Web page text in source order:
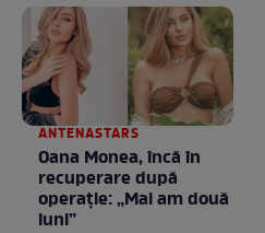
ANTENASTARS
Oana Monea, încă în
recuperare după
operație: „Mai am două
luni”